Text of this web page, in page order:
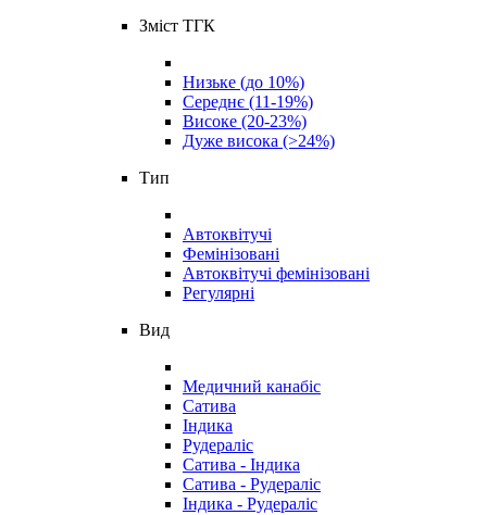
Зміст ТГК
Низьке (до 10%)
Середнє (11-19%)
Високе (20-23%)
Дуже висока (>24%)
Тип
Автоквітучі
Фемінізовані
Автоквітучі фемінізовані
Регулярні
Вид
Медичний канабіс
Сатива
Індика
Рудераліс
Сатива - Індика
Сатива - Рудераліс
Індика - Рудераліс